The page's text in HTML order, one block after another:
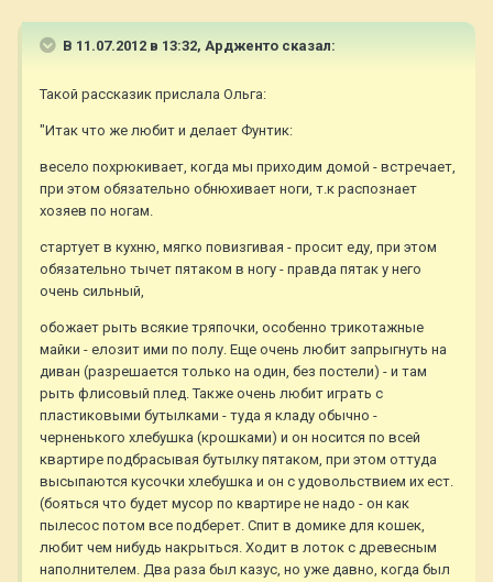
В 11.07.2012 в 13:32, Ардженто сказал:
Такой рассказик прислала Ольга:
"Итак что же любит и делает Фунтик:
весело похрюкивает, когда мы приходим домой - встречает,
при этом обязательно обнюхивает ноги, т.к распознает
хозяев по ногам.
стартует в кухню, мягко повизгивая - просит еду, при этом
обязательно тычет пятаком в ногу - правда пятак у него
очень сильный,
обожает рыть всякие тряпочки, особенно трикотажные
майки - елозит ими по полу. Еще очень любит запрыгнуть на
диван (разрешается только на один, без постели) - и там
рыть флисовый плед. Также очень любит играть с
пластиковыми бутылками - туда я кладу обычно -
черненького хлебушка (крошками) и он носится по всей
квартире подбрасывая бутылку пятаком, при этом оттуда
высыпаются кусочки хлебушка и он с удовольствием их ест.
(бояться что будет мусор по квартире не надо - он как
пылесос потом все подберет. Спит в домике для кошек,
любит чем нибудь накрыться. Ходит в лоток с древесным
наполнителем. Два раза был казус, но уже давно, когда был